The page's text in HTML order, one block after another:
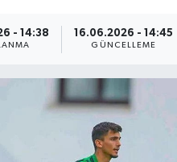
- 14:38 16.06.2026 - 14:45
GÜNCELLEME